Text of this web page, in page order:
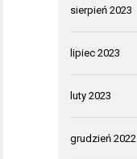
sierpień 2023
lipiec 2023
luty 2023
grudzień 2022